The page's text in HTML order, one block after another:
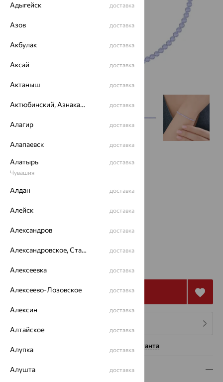
Размеры:
17 18
от 2 358
Купить
Нужна помощь консультанта
Описание
Адыгейск доставка
Азов доставка
Акбулак доставка
Аксай доставка
Актаныш доставка
Актюбинский, Азнакаевский район доставка
Алагир доставка
Алапаевск доставка
Алатырь
Чувашия
доставка
Алдан доставка
Алейск доставка
Александров доставка
Александровское, Ставропольский край доставка
Алексеевка доставка
Алексеево-Лозовское доставка
Алексин доставка
Алтайское доставка
Алупка доставка
Алушта доставка